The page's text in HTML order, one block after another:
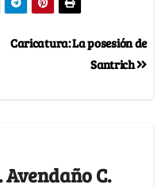
Caricatura: La posesión de
Santrich
Avendaño C.